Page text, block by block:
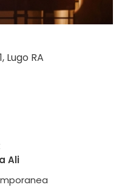
Lugo RA
Ali